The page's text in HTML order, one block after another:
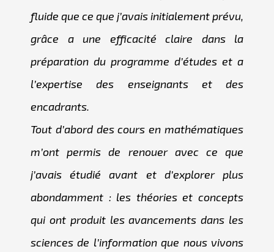
fluide que ce que j’avais initialement prévu,
grâce a une efficacité claire dans la
préparation du programme d’études et a
l’expertise des enseignants et des
encadrants.
Tout d’abord des cours en mathématiques
m’ont permis de renouer avec ce que
j’avais étudié avant et d’explorer plus
abondamment : les théories et concepts
qui ont produit les avancements dans les
sciences de l’information que nous vivons